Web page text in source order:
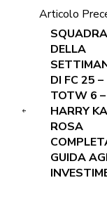
Articolo
SQUADRA
DELLA
DI FC 25 –
TOTW 6 –
HARRY
ROSA
GUIDA